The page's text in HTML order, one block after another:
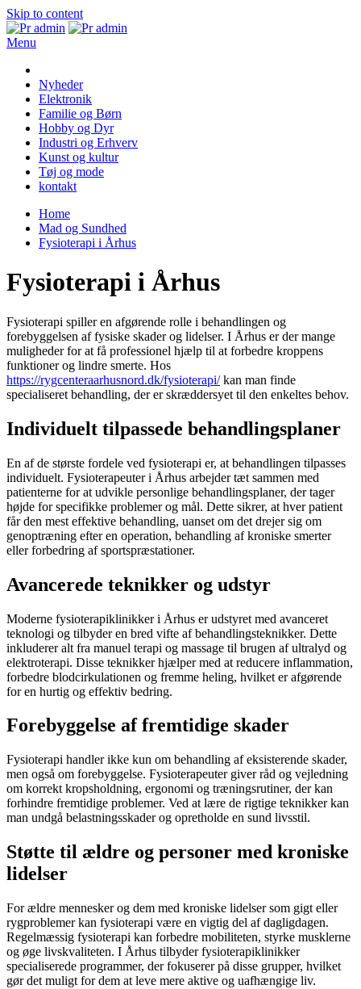
Skip to content
Menu
Nyheder
Elektronik
Familie og Børn
Hobby og Dyr
Industri og Erhverv
Kunst og kultur
Tøj og mode
kontakt
Home
Mad og Sundhed
Fysioterapi i Århus
Fysioterapi i Århus
Fysioterapi spiller en afgørende rolle i behandlingen og
forebyggelsen af fysiske skader og lidelser. I Århus er der mange
muligheder for at få professionel hjælp til at forbedre kroppens
funktioner og lindre smerte. Hos
https://rygcenteraarhusnord.dk/fysioterapi/kan man finde
specialiseret behandling, der er skræddersyet til den enkeltes behov.
Individuelt tilpassede behandlingsplaner
En af de største fordele ved fysioterapi er, at behandlingen tilpasses
individuelt. Fysioterapeuter i Århus arbejder tæt sammen med
patienterne for at udvikle personlige behandlingsplaner, der tager
højde for specifikke problemer og mål. Dette sikrer, at hver patient
får den mest effektive behandling, uanset om det drejer sig om
genoptræning efter en operation, behandling af kroniske smerter
eller forbedring af sportspræstationer.
Avancerede teknikker og udstyr
Moderne fysioterapiklinikker i Århus er udstyret med avanceret
teknologi og tilbyder en bred vifte af behandlingsteknikker. Dette
inkluderer alt fra manuel terapi og massage til brugen af ultralyd og
elektroterapi. Disse teknikker hjælper med at reducere inflammation,
forbedre blodcirkulationen og fremme heling, hvilket er afgørende
for en hurtig og effektiv bedring.
Forebyggelse af fremtidige skader
Fysioterapi handler ikke kun om behandling af eksisterende skader,
men også om forebyggelse. Fysioterapeuter giver råd og vejledning
om korrekt kropsholdning, ergonomi og træningsrutiner, der kan
forhindre fremtidige problemer. Ved at lære de rigtige teknikker kan
man undgå belastningsskader og opretholde en sund livsstil.
Støtte til ældre og personer med kroniske
lidelser
For ældre mennesker og dem med kroniske lidelser som gigt eller
rygproblemer kan fysioterapi være en vigtig del af dagligdagen.
Regelmæssig fysioterapi kan forbedre mobiliteten, styrke musklerne
og øge livskvaliteten. I Århus tilbyder fysioterapiklinikker
specialiserede programmer, der fokuserer på disse grupper, hvilket
gør det muligt for dem at leve mere aktive og uafhængige liv.